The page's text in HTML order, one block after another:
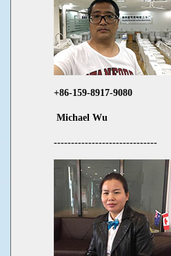
+86-159-8917-9080
Michael Wu
------------------------------